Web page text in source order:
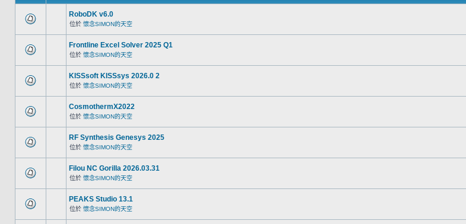
RoboDK v6.0
位於 懷念SIMON的天空
Frontline Excel Solver 2025 Q1
位於 懷念SIMON的天空
KISSsoft KISSsys 2026.0 2
位於 懷念SIMON的天空
CosmothermX2022
位於 懷念SIMON的天空
RF Synthesis Genesys 2025
位於 懷念SIMON的天空
Filou NC Gorilla 2026.03.31
位於 懷念SIMON的天空
PEAKS Studio 13.1
位於 懷念SIMON的天空